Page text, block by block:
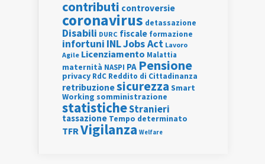
contributi controversie
coronavirus detassazione
Disabili DURC fiscale formazione
infortuni INLJobs Act Lavoro
Agile Licenziamento Malattia
maternità NASPI PA Pensione
privacy RdC Reddito di Cittadinanza
retribuzionesicurezza Smart
Working somministrazione
statisticheStranieri
tassazione Tempo determinato
TFRVigilanza Welfare